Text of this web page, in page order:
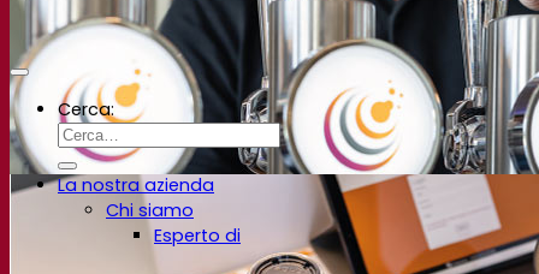
Seguici
Cerca:
La nostra azienda
Chi siamo
Esperto di